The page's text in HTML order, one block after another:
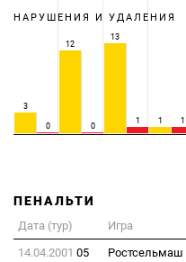
НАРУШЕНИЯ И УДАЛЕНИЯ
3
0
12
0
13
1 1 1
ПЕНАЛЬТИ
Дата (тур) Игра
14.04.2001 05 Ростсельмаш